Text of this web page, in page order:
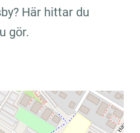
Här hittar du
gör.